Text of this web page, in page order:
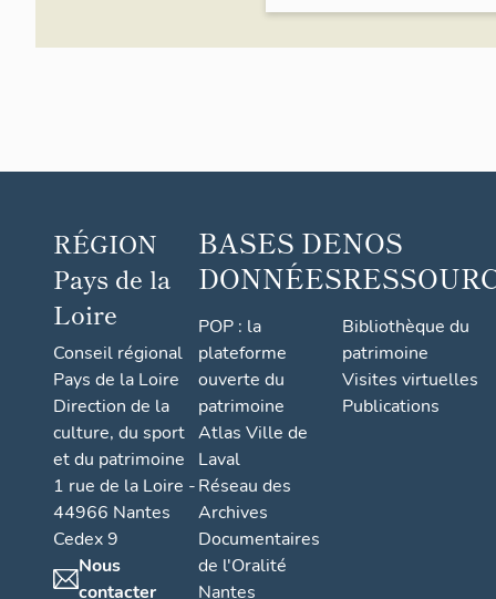
RÉGION
Pays de la
Loire
Conseil régional
Pays de la Loire
Direction de la
culture, du sport
et du patrimoine
1 rue de la Loire -
44966 Nantes
Cedex 9
Nous
contacter
BASES DE
DONNÉES
POP : la
plateforme
ouverte du
patrimoine
Atlas Ville de
Laval
Réseau des
Archives
Documentaires
de l'Oralité
Nantes
NOS
Bibliothèque du
patrimoine
Visites virtuelles
Publications